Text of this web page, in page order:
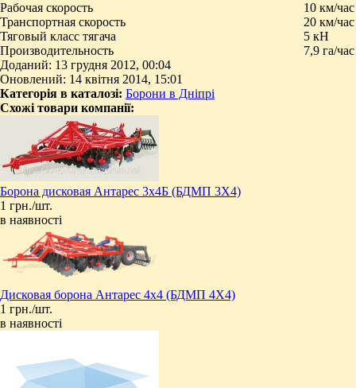
Рабочая скорость
10 км/час
Транспортная скорость
20 км/час
Тяговый класс тягача
5 кН
Производительность
7,9 га/час
Доданий: 13 грудня 2012, 00:04
Оновлений: 14 квітня 2014, 15:01
Категорія в каталозі: Борони в Дніпрі
Схожі товари компанії:
Борона дисковая Антарес 3х4Б (БДМП 3Х4)
1 грн./шт.
в наявності
Дисковая борона Антарес 4х4 (БДМП 4Х4)
1 грн./шт.
в наявності